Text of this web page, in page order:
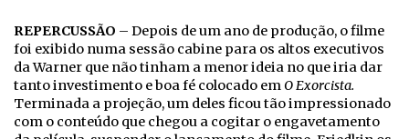
REPERCUSSÃO – Depois de um ano de produção, o filme
foi exibido numa sessão cabine para os altos executivos
da Warner que não tinham a menor ideia no que iria dar
tanto investimento e boa fé colocado emO Exorcista.
Terminada a projeção, um deles ficou tão impressionado
com o conteúdo que chegou a cogitar o engavetamento